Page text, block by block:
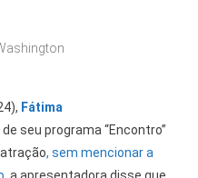
Fátima
seu programa “Encontro”
, sem mencionar a